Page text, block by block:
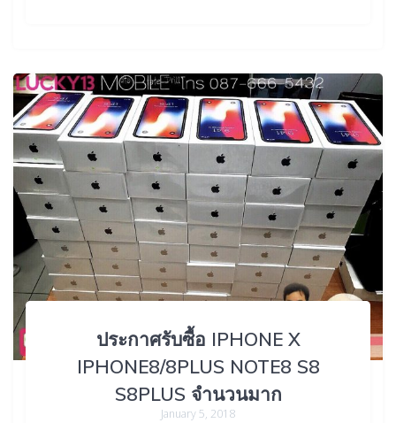
ประกาศรับซื้อ IPHONE X
IPHONE8/8PLUS NOTE8 S8
S8PLUS จำนวนมาก
January 5, 2018